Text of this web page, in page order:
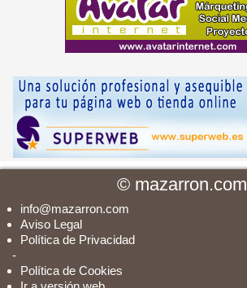
© mazarron.com
info@mazarron.com
Aviso Legal
Política de Privacidad
-
Política de Cookies